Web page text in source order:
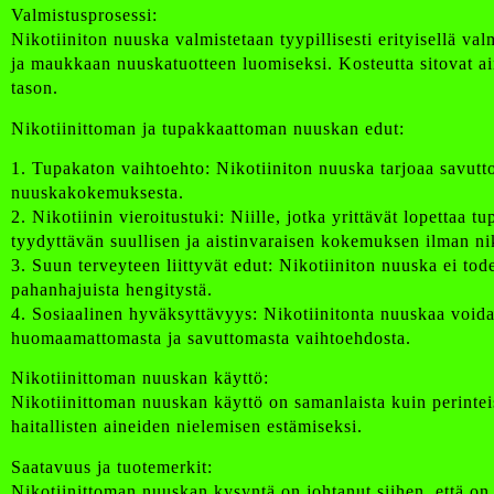
Valmistusprosessi:
Nikotiiniton nuuska valmistetaan tyypillisesti erityisellä
ja maukkaan nuuskatuotteen luomiseksi. Kosteutta sitovat
tason.
Nikotiinittoman ja tupakkaattoman nuuskan edut:
1. Tupakaton vaihtoehto: Nikotiiniton nuuska tarjoaa
nuuskakokemuksesta.
2. Nikotiinin vieroitustuki: Niille, jotka yrittävät lopettaa
tyydyttävän suullisen ja aistinvaraisen kokemuksen ilman
3. Suun terveyteen liittyvät edut: Nikotiiniton nuuska ei
pahanhajuista hengitystä.
4. Sosiaalinen hyväksyttävyys: Nikotiinitonta nuuskaa
huomaamattomasta ja savuttomasta vaihtoehdosta.
Nikotiinittoman nuuskan käyttö:
Nikotiinittoman nuuskan käyttö on samanlaista kuin
haitallisten aineiden nielemisen estämiseksi.
Saatavuus ja tuotemerkit: